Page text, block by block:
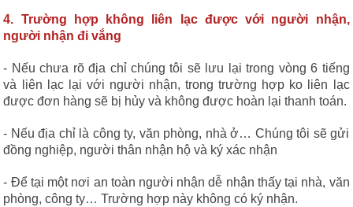
4. Trường hợp không liên lạc được với người nhận,
người nhận đi vắng
- Nếu chưa rõ địa chỉ chúng tôi sẽ lưu lại trong vòng 6 tiếng
và liên lạc lại với người nhận, trong trường hợp ko liên lạc
được đơn hàng sẽ bị hủy và không được hoàn lại thanh toán.
- Nếu địa chỉ là công ty, văn phòng, nhà ở… Chúng tôi sẽ gửi
đồng nghiệp, người thân nhận hộ và ký xác nhận
- Để tại một nơi an toàn người nhận dễ nhận thấy tại nhà, văn
phòng, công ty… Trường hợp này không có ký nhận.